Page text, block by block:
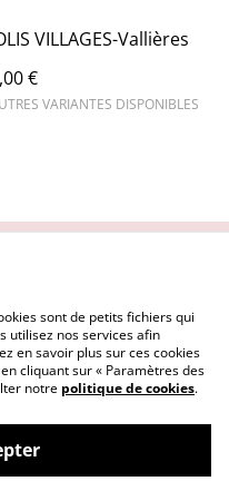
VILLAGES-Vallières
€
VARIANTES DISPONIBLES
Politique de cookies
sont de petits fichiers qui
utilisez nos services afin
en savoir plus sur ces cookies
cliquant sur « Paramètres des
notre politique de cookies.